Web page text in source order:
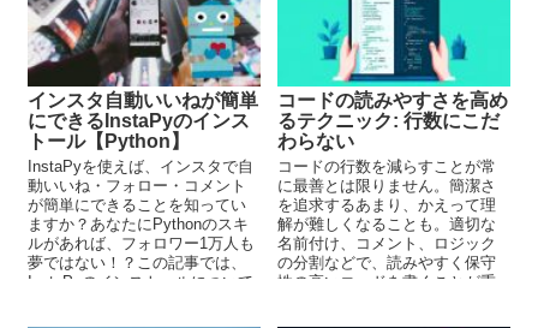
インスタ自動いいねが簡単
にできるInstaPyのインス
トール【Python】
InstaPyを使えば、インスタで自
動いいね・フォロー・コメント
が簡単にできることを知ってい
ますか？あなたにPythonのスキ
ルがあれば、フォロワー1万人も
夢ではない！？この記事では、
InstaPyのインストールについて
コードの読みやすさを高め
るテクニック: 行数にこだ
わらない
コードの行数を減らすことが常
に最善とは限りません。簡潔さ
を追求するあまり、かえって理
解が難しくなることも。適切な
名前付け、コメント、ロジック
の分割などで、読みやすく保守
性の高いコードを書くことが重